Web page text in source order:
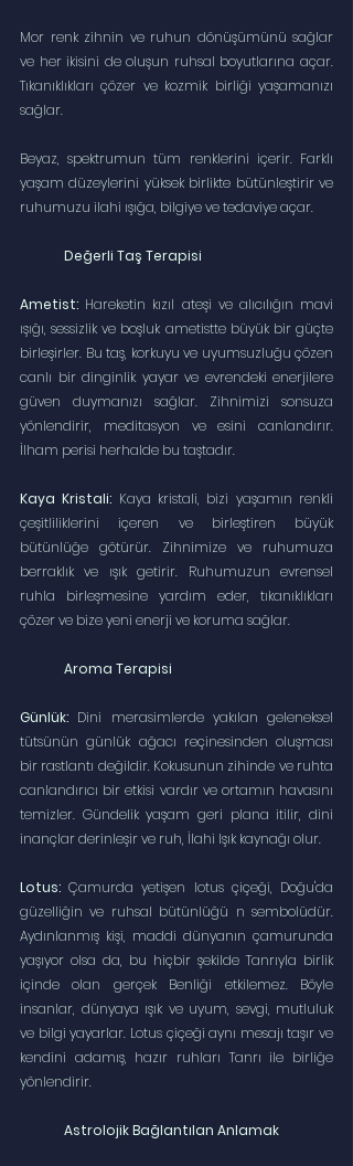
Mor renk zihnin ve ruhun dönüşümünü sağlar
ve her ikisini de oluşun ruhsal boyutlarına açar.
Tıkanıklıkları çözer ve kozmik birliği yaşamanızı
sağlar.
Beyaz, spektrumun tüm renklerini içerir. Farklı
yaşam düzeylerini yüksek birlikte bütünleştirir ve
ruhumuzu ilahi ışığa, bilgiye ve tedaviye açar.
Değerli Taş Terapisi
Ametist: Hareketin kızıl ateşi ve alıcılığın mavi
ışığı, sessizlik ve boşluk ametistte büyük bir güçte
birleşirler. Bu taş, korkuyu ve uyumsuzluğu çözen
canlı bir dinginlik yayar ve evrendeki enerjilere
güven duymanızı sağlar. Zihnimizi sonsuza
yönlendirir, meditasyon ve esini canlandırır.
İlham perisi herhalde bu taştadır.
Kaya Kristali: Kaya kristali, bizi yaşamın renkli
çeşitliliklerini içeren ve birleştiren büyük
bütünlüğe götürür. Zihnimize ve ruhumuza
berraklık ve ışık getirir. Ruhumuzun evrensel
ruhla birleşmesine yardım eder, tıkanıklıkları
çözer ve bize yeni enerji ve koruma sağlar.
Aroma Terapisi
Günlük: Dini merasimlerde yakılan geleneksel
tütsünün günlük ağacı reçinesinden oluşması
bir rastlantı değildir. Kokusunun zihinde ve ruhta
canlandırıcı bir etkisi vardır ve ortamın havasını
temizler. Gündelik yaşam geri plana itilir, dini
inançlar derinleşir ve ruh, İlahi Işık kaynağı olur.
Lotus: Çamurda yetişen lotus çiçeği, Doğu'da
güzelliğin ve ruhsal bütünlüğü n sembolüdür.
Aydınlanmış kişi, maddi dünyanın çamurunda
yaşıyor olsa da, bu hiçbir şekilde Tanrıyla birlik
içinde olan gerçek Benliği etkilemez. Böyle
insanlar, dünyaya ışık ve uyum, sevgi, mutluluk
ve bilgi yayarlar. Lotus çiçeği aynı mesajı taşır ve
kendini adamış, hazır ruhları Tanrı ile birliğe
yönlendirir.
Astrolojik Bağlantılan Anlamak